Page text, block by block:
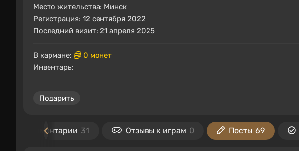
Место жительства: Минск
Регистрация: 12 сентября 2022
Последний визит: 21 апреля 2025
В кармане:
0 монет
Инвентарь:
Подарить
Комментарии 31 Отзывы к играм 0 Посты 69